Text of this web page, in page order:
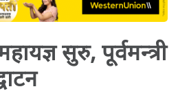
सुरु, पूर्वमन्त्री